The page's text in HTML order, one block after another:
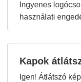
Ingyenes
használati
Kapok
Igen! Átlátszó